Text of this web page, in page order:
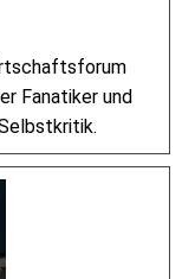
Fanatiker und